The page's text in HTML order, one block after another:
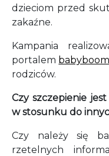
dzieciom przed
zakaźne.
Kampania
portalem
rodziców.
Czy szczepienie
w stosunku do
Czy należy się
rzetelnych